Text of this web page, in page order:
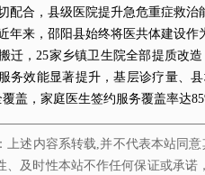
配合，县级医院提升急危重症救治
年来，邵阳县始终将医共体建设
迁，25家乡镇卫生院全部提质改
务效能显著提升，基层诊疗量、
覆盖，家庭医生签约服务覆盖率达
上述内容系转载,并不代表本站同
、及时性本站不作任何保证或承诺